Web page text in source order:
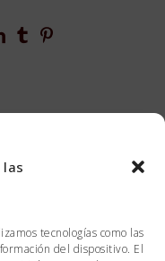
tecnologías como las
del dispositivo. El